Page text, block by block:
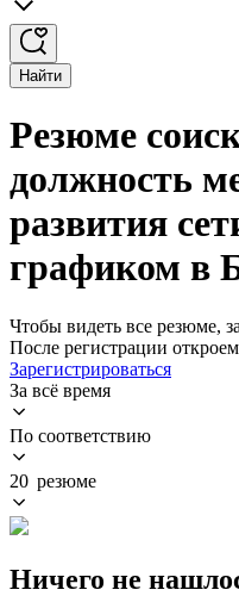
Найти
Резюме
должность
развития
графиком в
Чтобы видеть все резюме,
После регистрации
Зарегистрироваться
За всё время
По соответствию
20 резюме
Ничего не